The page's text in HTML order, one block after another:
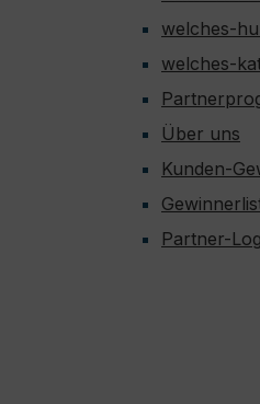
welches-
welches-
Über uns
Kunden-
Partner-